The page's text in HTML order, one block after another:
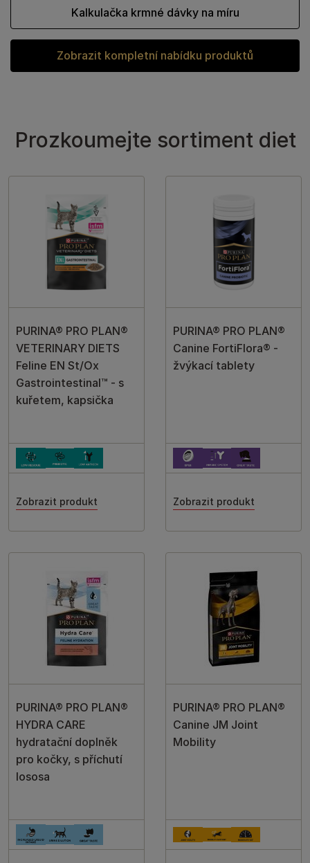
Zobrazit kompletní nabídku produktů
Kalkulačka krmné dávky na míru
Prozkoumejte sortiment diet
PURINA® PRO PLAN®
VETERINARY DIETS
Feline EN St/Ox
Gastrointestinal™ - s
kuřetem, kapsička
Zobrazit produkt
PURINA® PRO PLAN®
Canine FortiFlora® -
žvýkací tablety
Zobrazit produkt
PURINA® PRO PLAN®
HYDRA CARE
hydratační doplněk
pro kočky, s příchutí
lososa
PURINA® PRO PLAN®
Canine JM Joint
Mobility